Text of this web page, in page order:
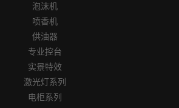
泡沫机
喷香机
供油器
专业控台
实景特效
激光灯系列
电柜系列